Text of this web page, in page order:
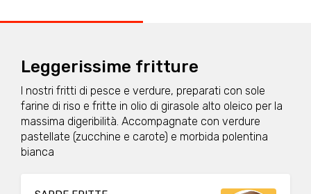
Leggerissime fritture
I nostri fritti di pesce e verdure, preparati con sole
farine di riso e fritte in olio di girasole alto oleico per la
massima digeribilità. Accompagnate con verdure
pastellate (zucchine e carote) e morbida polentina
bianca